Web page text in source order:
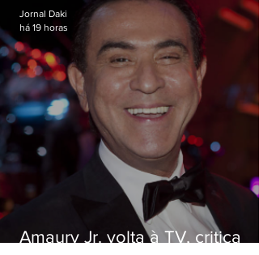
Amaury Jr. volta à TV, critica
Jornal Daki
há 19 horas